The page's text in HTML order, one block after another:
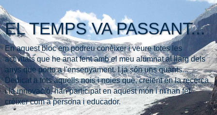
EL TEMPS VA PASSANT...
En aquest bloc em podreu conèixer i veure totes les
activitats que he anat fent amb el meu alumnat al llarg dels
anys que porto a l'ensenyament. I ja són uns quants...
Dedicat a tots aquells nois i noies que, creient en la recerca
i la innovació, han participat en aquest món i m'han fet
crèixer com a persona i educador.